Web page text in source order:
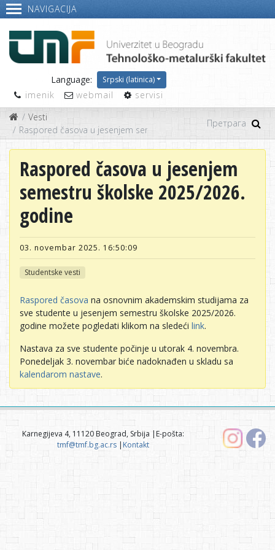
NAVIGACIJA
Language: Srpski (latinica)
imenik webmail
servisi
Vesti
Raspored časova u jesenjem semestru školske 2025/2026.
Raspored časova u jesenjem
semestru školske 2025/2026.
godine
03. novembar 2025. 16:50:09
Studentske vesti
Raspored časova na osnovnim akademskim studijama za
sve studente u jesenjem semestru školske 2025/2026.
godine možete pogledati klikom na sledeći link.
Nastava za sve studente počinje u utorak 4. novembra.
Ponedeljak 3. novembar biće nadoknađen u skladu sa
kalendarom nastave.
Karnegijeva 4, 11120 Beograd, Srbija |E-pošta:
tmf@tmf.bg.ac.rs|Kontakt